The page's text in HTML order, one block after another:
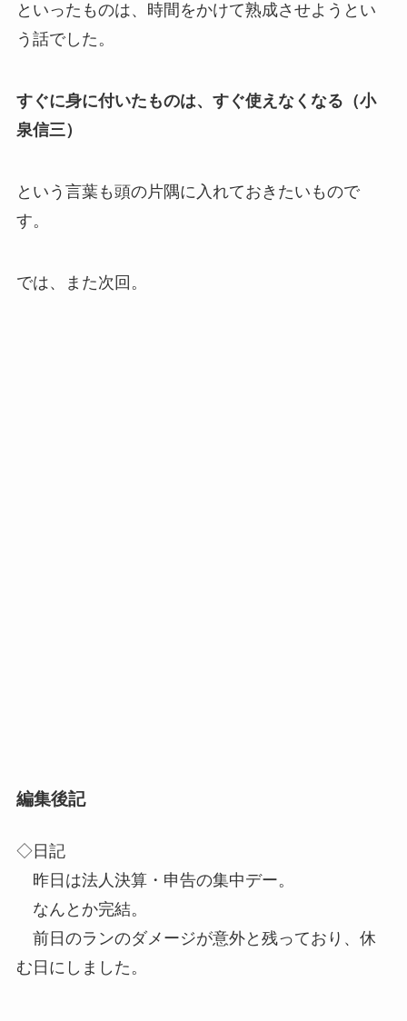
といったものは、時間をかけて熟成させようとい
う話でした。
すぐに身に付いたものは、すぐ使えなくなる（小
泉信三）
という言葉も頭の片隅に入れておきたいもので
す。
では、また次回。
編集後記
◇日記
昨日は法人決算・申告の集中デー。
なんとか完結。
前日のランのダメージが意外と残っており、休
む日にしました。